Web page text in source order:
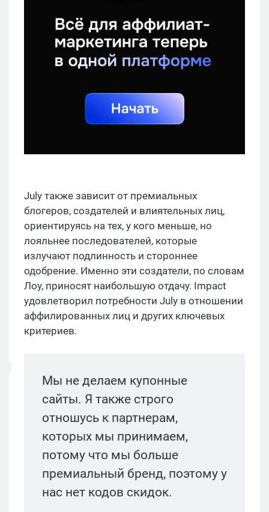
July также зависит от премиальных
блогеров, создателей и влиятельных лиц,
ориентируясь на тех, у кого меньше, но
лояльнее последователей, которые
излучают подлинность и стороннее
одобрение. Именно эти создатели, по словам
Лоу, приносят наибольшую отдачу. Impact
удовлетворил потребности July в отношении
аффилированных лиц и других ключевых
критериев.
Мы не делаем купонные
сайты. Я также строго
отношусь к партнерам,
которых мы принимаем,
потому что мы больше
премиальный бренд, поэтому у
нас нет кодов скидок.